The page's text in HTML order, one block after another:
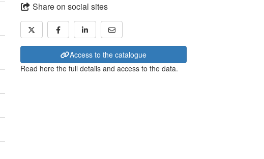
Share on social sites
Access to the catalogue
Read here the full details and access to the data.